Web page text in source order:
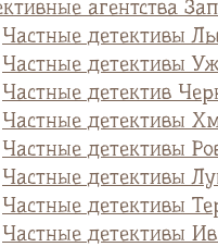
агентства
Частные детективы
Частные детективы
Частные детектив
Частные детективы
Частные детективы
Частные детективы
Частные детективы
Частные детективы